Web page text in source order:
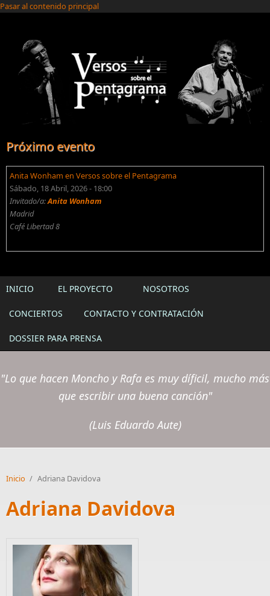
Pasar al contenido principal
Próximo evento
Anita Wonham en Versos sobre el Pentagrama
Sábado, 18 Abril, 2026 - 18:00
Invitado/a:Anita Wonham
Madrid
Café Libertad 8
INICIO EL PROYECTO NOSOTROS
CONCIERTOS CONTACTO Y CONTRATACIÓN
DOSSIER PARA PRENSA
"Lo que hacen Moncho y Rafa es muy díficil, mucho más
que escribir una buena canción"
(Luis Eduardo Aute)
Inicio / Adriana Davidova
Adriana Davidova